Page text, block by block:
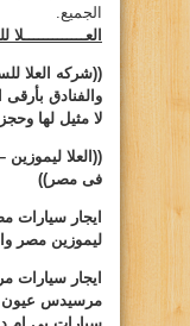
الجميع.
((شركه العلا
والفنادق
لا مثيل لها
(( العلا ليموزين
فى مصر))
ايجار سيارات
ليموزين مصر
ايجار سيارات
مرسيدس عيون